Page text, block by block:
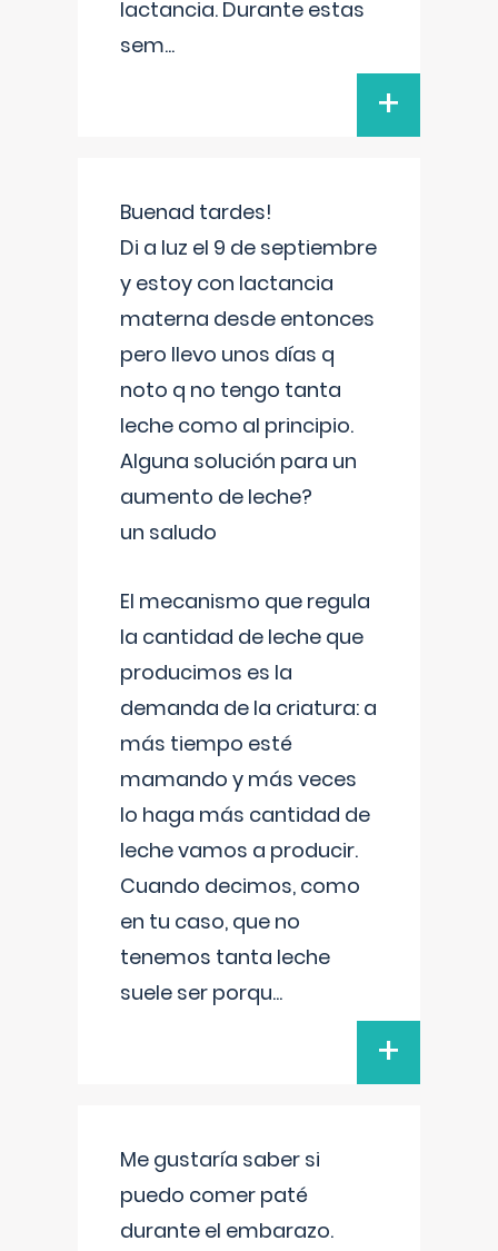
lactancia. Durante estas
sem...
+
Buenad tardes!
Di a luz el 9 de septiembre
y estoy con lactancia
materna desde entonces
pero llevo unos días q
noto q no tengo tanta
leche como al principio.
Alguna solución para un
aumento de leche?
un saludo
El mecanismo que regula
la cantidad de leche que
producimos es la
demanda de la criatura: a
más tiempo esté
mamando y más veces
lo haga más cantidad de
leche vamos a producir.
Cuando decimos, como
en tu caso, que no
tenemos tanta leche
suele ser porqu...
+
Me gustaría saber si
puedo comer paté
durante el embarazo.